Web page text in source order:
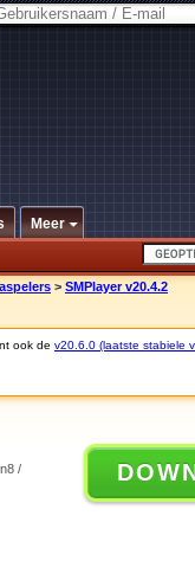
Meer
> SMPlayer v20.4.2
ook de v20.6.0 (laatste stabiele
/